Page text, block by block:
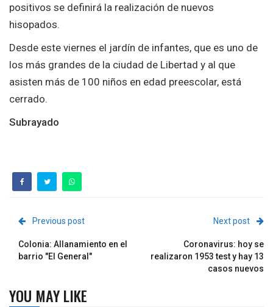
positivos se definirá la realización de nuevos
hisopados.
Desde este viernes el jardín de infantes, que es uno de
los más grandes de la ciudad de Libertad y al que
asisten más de 100 niños en edad preescolar, está
cerrado.
Subrayado
Previous post
Colonia: Allanamiento en el
barrio "El General"
Next post
Coronavirus: hoy se
realizaron 1953 test y hay 13
casos nuevos
YOU MAY LIKE